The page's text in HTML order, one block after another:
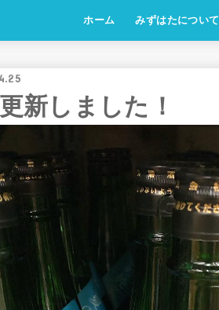
ホーム みずはたについて
新しました！